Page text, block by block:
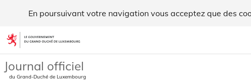
En poursuivant votre navigation vous acceptez que des
Aller au contenu
Journal officiel
du Grand-Duché de Luxembourg